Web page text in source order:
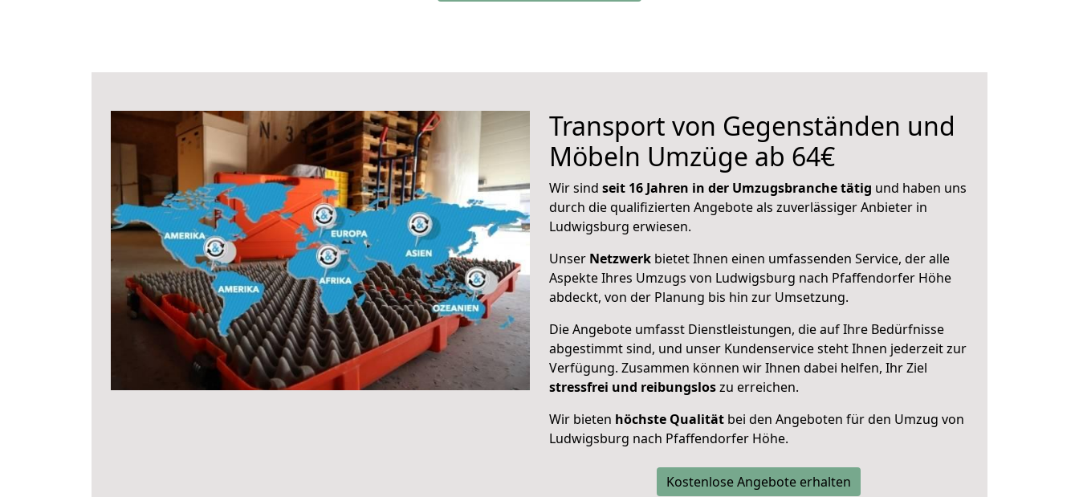
Transport von Gegenständen und
Möbeln Umzüge ab 64€
Wir sind seit 16 Jahren in der Umzugsbranche tätig und haben uns
durch die qualifizierten Angebote als zuverlässiger Anbieter in
Ludwigsburg erwiesen.
Unser Netzwerk bietet Ihnen einen umfassenden Service, der alle
Aspekte Ihres Umzugs von Ludwigsburg nach Pfaffendorfer Höhe
abdeckt, von der Planung bis hin zur Umsetzung.
Die Angebote umfasst Dienstleistungen, die auf Ihre Bedürfnisse
abgestimmt sind, und unser Kundenservice steht Ihnen jederzeit zur
Verfügung. Zusammen können wir Ihnen dabei helfen, Ihr Ziel
stressfrei und reibungsloszu erreichen.
Wir bieten höchste Qualität bei den Angeboten für den Umzug von
Ludwigsburg nach Pfaffendorfer Höhe.
Kostenlose Angebote erhalten